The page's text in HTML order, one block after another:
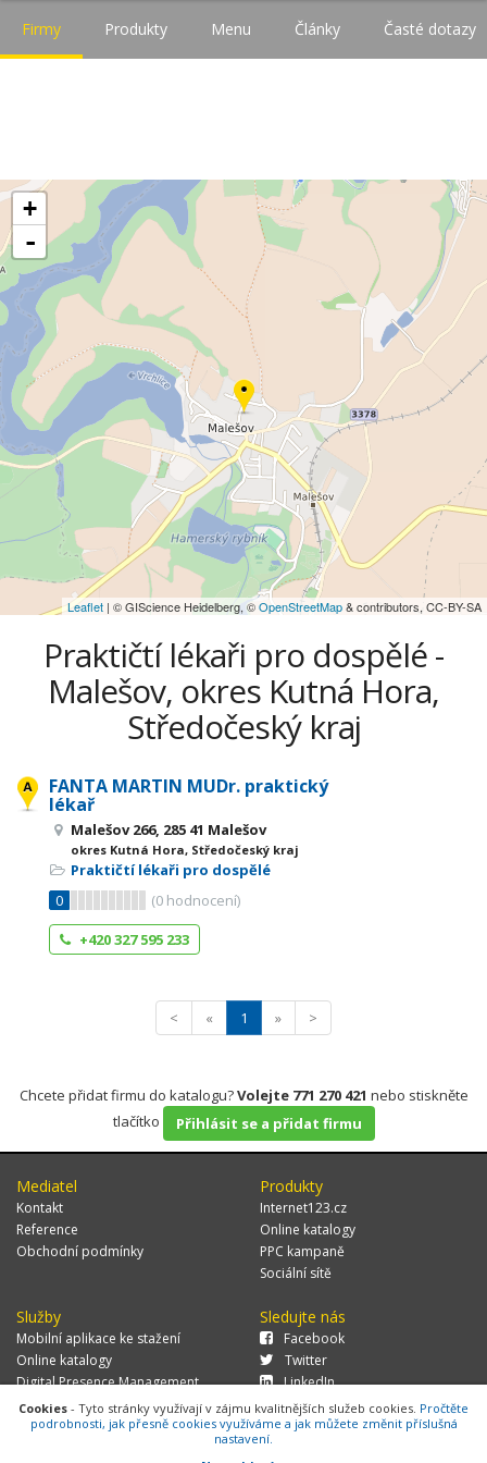
Firmy Produkty Menu Články Časté dotazy
+
-
Leaflet | © GIScience Heidelberg, ©OpenStreetMap& contributors, CC-BY-SA
Praktičtí lékaři pro dospělé -
Malešov, okres Kutná Hora,
Středočeský kraj
FANTA MARTIN MUDr. praktický
lékař
Malešov 266, 285 41 Malešov
okres Kutná Hora, Středočeský kraj
Praktičtí lékaři pro dospělé
0
(0 hodnocení)
+420 327 595 233
< « 1 » >
Chcete přidat firmu do katalogu?Volejte 771 270 421 nebo stiskněte
tlačítko
Přihlásit se a přidat firmu
Mediatel
Kontakt
Reference
Obchodní podmínky
Produkty
Internet123.cz
Online katalogy
PPC kampaně
Sociální sítě
Služby
Mobilní aplikace ke stažení
Online katalogy
Digital Presence Management
Více zákazníků
Sledujte nás
Facebook
Twitter
LinkedIn
Cookies - Tyto stránky využívají v zájmu kvalitnějších služeb cookies. Pročtěte
podrobnosti, jak přesně cookies využíváme a jak můžete změnit příslušná
nastavení.